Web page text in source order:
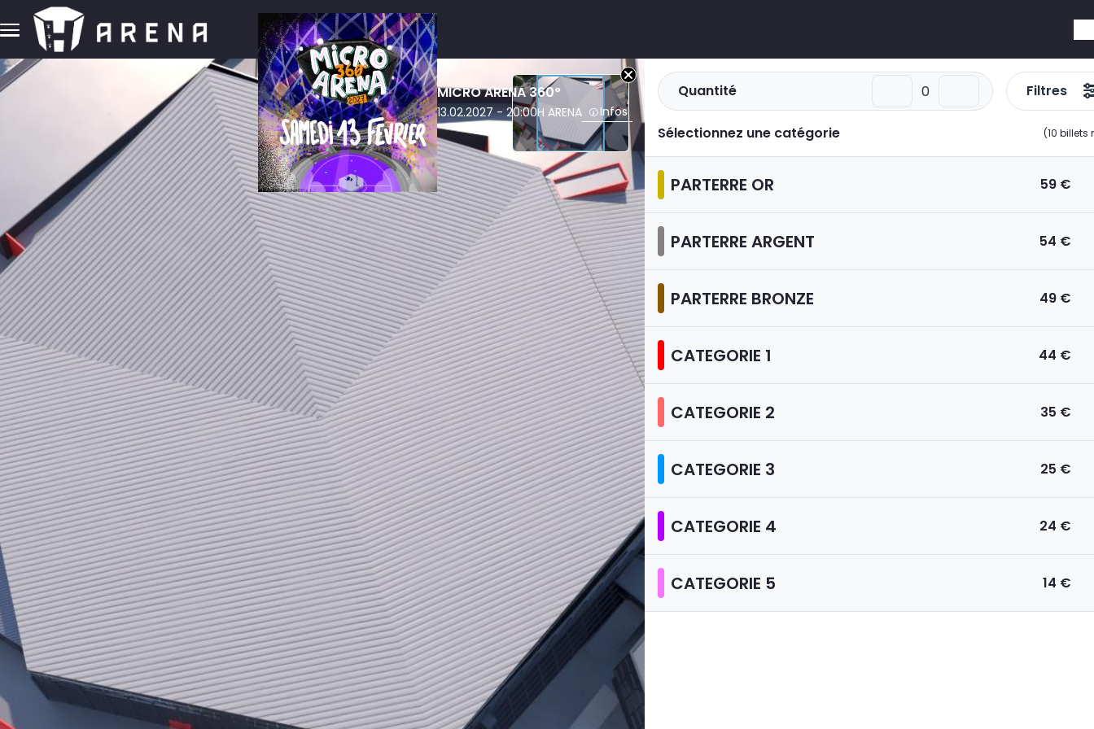
Aller au contenu principal
MICRO ARENA 360°
13.02.2027 - 20:00H ARENA Infos
Quantité Filtres
Sélectionnez une catégorie (10 billets
PARTERRE OR 59 €
PARTERRE ARGENT 54 €
PARTERRE BRONZE 49 €
CATEGORIE 1 44 €
CATEGORIE 2 35 €
CATEGORIE 3 25 €
CATEGORIE 4 24 €
CATEGORIE 5 14 €